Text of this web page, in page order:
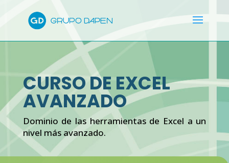
CURSO DE EXCEL
AVANZADO
Dominio de las herramientas de Excel a un
nivel más avanzado.